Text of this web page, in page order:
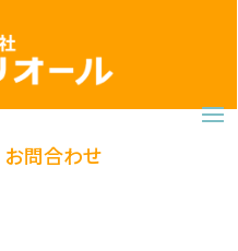
問合わせ